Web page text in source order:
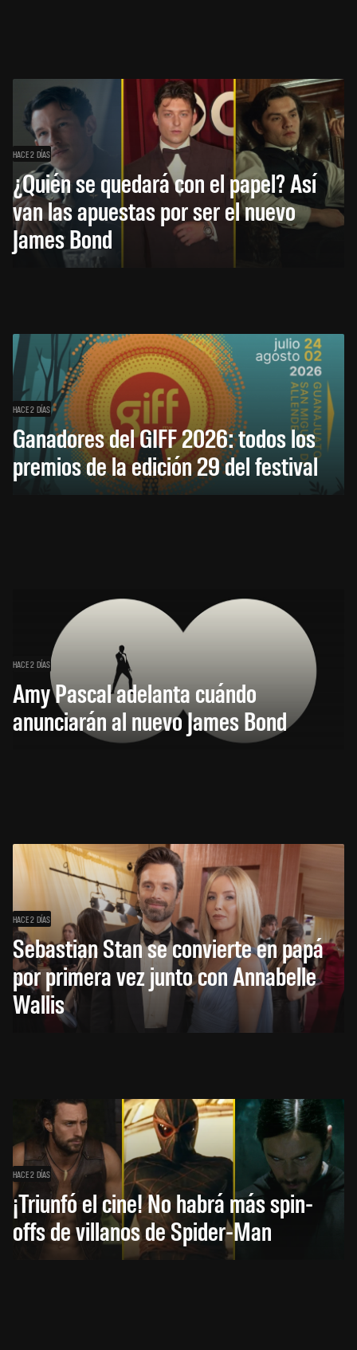
HACE 2 DÍAS
¿Quién se quedará con el papel? Así
van las apuestas por ser el nuevo
James Bond
HACE 2 DÍAS
Ganadores del GIFF 2026: todos los
premios de la edición 29 del festival
HACE 2 DÍAS
Amy Pascal adelanta cuándo
anunciarán al nuevo James Bond
HACE 2 DÍAS
Sebastian Stan se convierte en papá
por primera vez junto con Annabelle
Wallis
HACE 2 DÍAS
¡Triunfó el cine! No habrá más spin-
offs de villanos de Spider-Man